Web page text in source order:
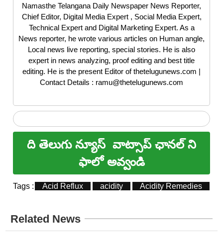
Namasthe Telangana Daily Newspaper News Reporter,
Chief Editor, Digital Media Expert , Social Media Expert,
Technical Expert and Digital Marketing Expert. As a
News reporter, he wrote various articles on Human angle,
Local news live reporting, special stories. He is also
expert in news analyzing, proof editing and best title
editing. He is the present Editor of thetelugunews.com |
Contact Details : ramu@thetelugunews.com
ది తెలుగు న్యూస్ వాట్సాప్ ఛానల్ ని
ఫాలో అవ్వండి
Tags : Acid Reflux acidity Acidity Remedies
Related News